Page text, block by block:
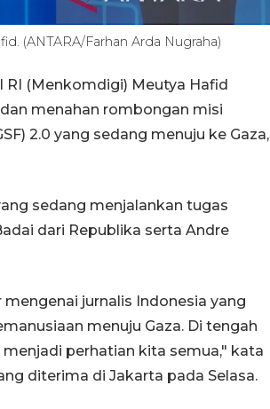
(ANTARA/Farhan Arda Nugraha)
RI (Menkomdigi) Meutya Hafid
menahan rombongan misi
2.0 yang sedang menuju ke Gaza,
sedang menjalankan tugas
dari Republika serta Andre
jurnalis Indonesia yang
menuju Gaza. Di tengah
perhatian kita semua," kata
diterima di Jakarta pada Selasa.